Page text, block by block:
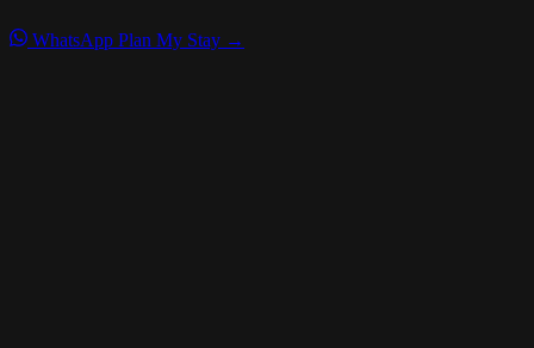
WhatsApp Plan My Stay →